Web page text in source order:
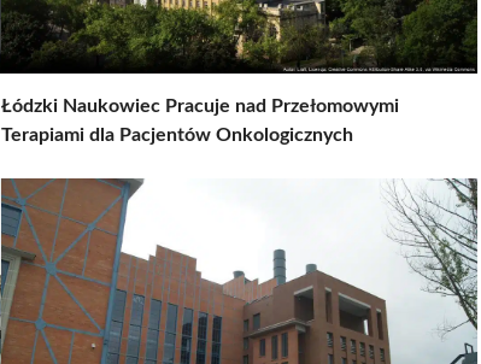
Łódzki Naukowiec Pracuje nad Przełomowymi
Terapiami dla Pacjentów Onkologicznych